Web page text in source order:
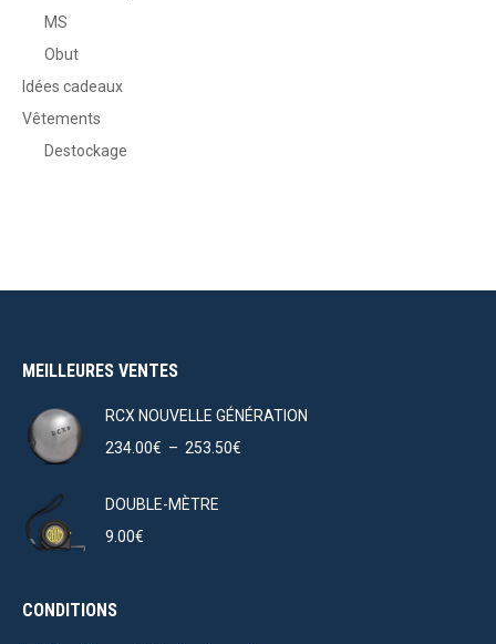
MS
Obut
Idées cadeaux
Vêtements
Destockage
MEILLEURES VENTES
RCX NOUVELLE GÉNÉRATION
234.00€ – 253.50€
DOUBLE-MÈTRE
9.00€
CONDITIONS